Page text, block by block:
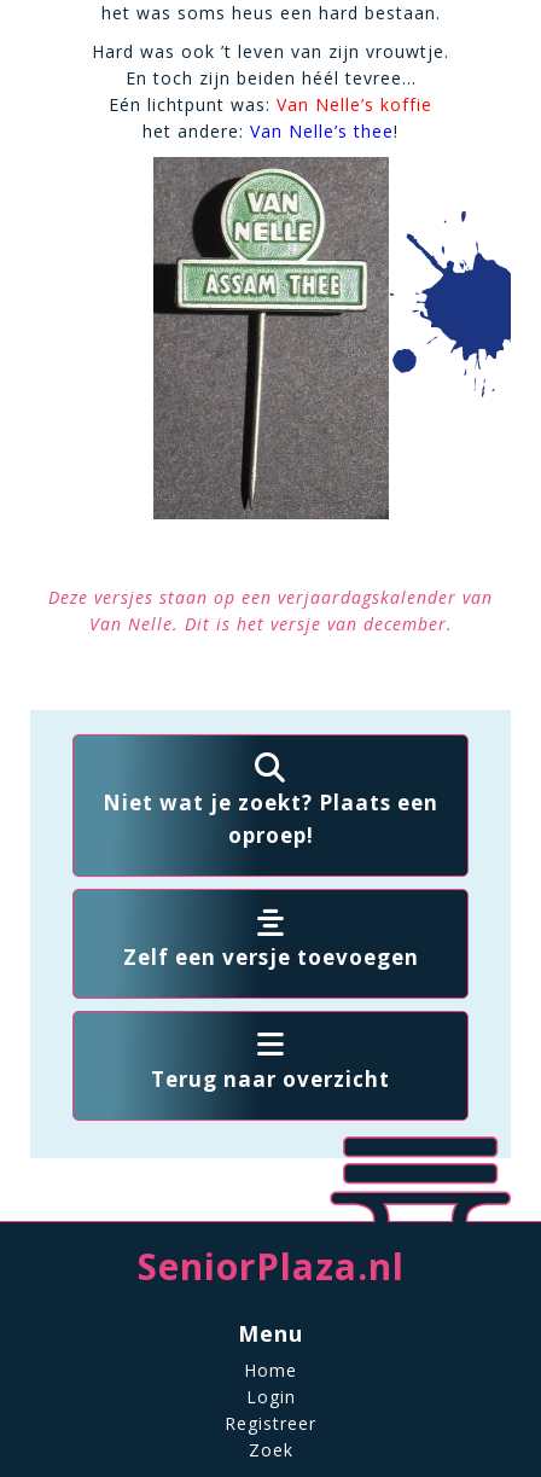
het was soms heus een hard bestaan.
Hard was ook ’t leven van zijn vrouwtje.
En toch zijn beiden héél tevree…
Eén lichtpunt was: Van Nelle’s koffie
het andere: Van Nelle’s thee!
Deze versjes staan op een verjaardagskalender van
Van Nelle. Dit is het versje van december.
Niet wat je zoekt? Plaats een
oproep!
Zelf een versje toevoegen
Terug naar overzicht
SeniorPlaza.nl
Menu
Home
Login
Registreer
Zoek